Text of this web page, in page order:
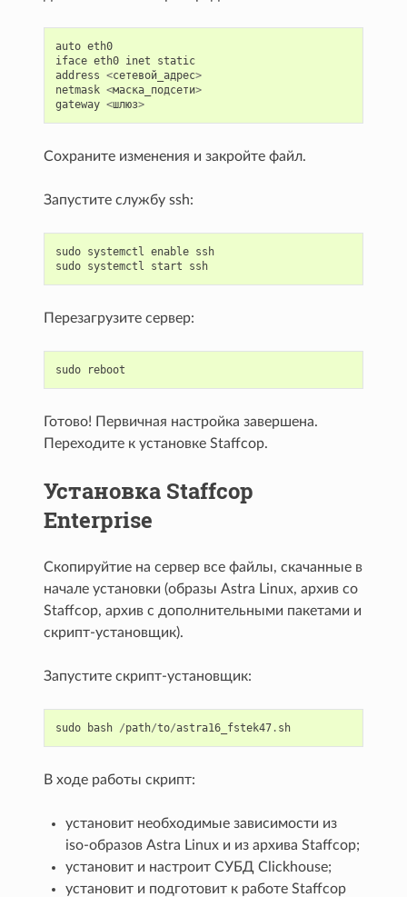
auto eth0
iface eth0 inet
static
address <сетевой_адрес>
netmask <маска_подсети>
gateway <шлюз>
Сохраните изменения и закройте файл.
Запустите службу ssh:
sudo systemctl enable ssh
sudo systemctl start ssh
Перезагрузите сервер:
sudo reboot
Готово! Первичная настройка завершена.
Переходите к установке Staffcop.
Установка Staffcop
Enterprise
Скопируйтие на сервер все файлы, скачанные в
начале установки (образы Astra Linux, архив со
Staffcop, архив с дополнительными пакетами и
скрипт-установщик).
Запустите скрипт-установщик:
sudo bash /path/to/astra16_fstek47 . sh
В ходе работы скрипт:
установит необходимые зависимости из
iso-образов Astra Linux и из архива Staffcop;
установит и настроит СУБД Clickhouse;
установит и подготовит к работе Staffcop